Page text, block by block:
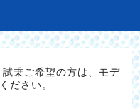
乗ご希望の方は、モデ
ださい。